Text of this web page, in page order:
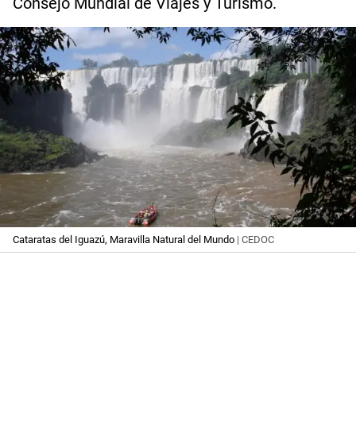
Cataratas del Iguazú, Maravilla Natural del Mundo | CEDOC